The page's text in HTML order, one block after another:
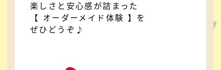
楽しさと安心感が詰まった
【 オーダーメイド体験 】を
ぜひどうぞ♪